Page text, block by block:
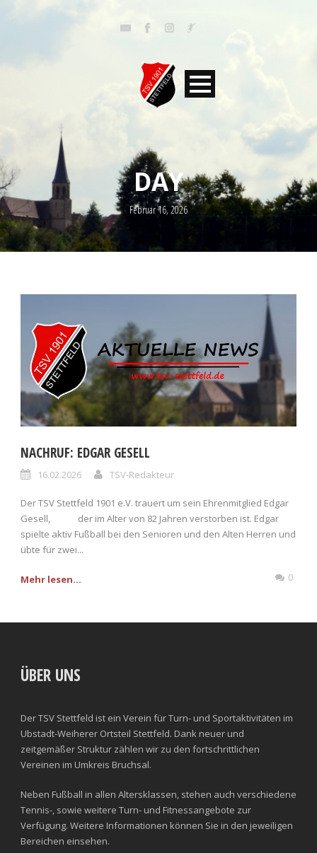
DAY
Februar 16, 2026
NACHRUF: EDGAR GESELL
16.02.2026 TSV-Redakteur
Der TSV Stettfeld 1901 e.V. trauert um sein Ehrenmitglied Edgar
Gesell, der im Alter von 82 Jahren verstorben ist. Edgar
spielte aktiv Fußball bei den Senioren und den Alten Herren und
übte für zwei...
Mehr lesen... 0
ÜBER UNS
Der TSV Stettfeld ist ein Verein für Turn- und Sportaktivitäten im
Ubstadt-Weiherer Ortsteil Stettfeld. Dank neuer und
zeitgemäßer Struktur zählen wir zu den fortschrittlichen
Vereinen im Umkreis Bruchsal.
Neben Fußball in allen Altersklassen, stehen auch verschiedene
Tennis-, sowie weitere Turn- und Fitnessangebote zur
Verfügung. Weitere Informationen können Sie in den jeweiligen
Bereichen einsehen.